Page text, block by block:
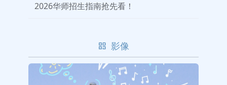
2026华师招生指南抢先看！
影像